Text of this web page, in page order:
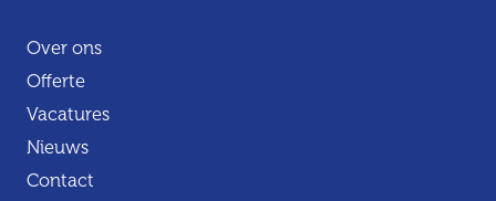
Over ons
Offerte
Vacatures
Nieuws
Contact